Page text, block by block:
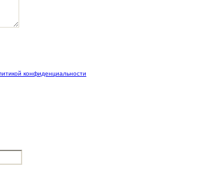
конфиденциальности